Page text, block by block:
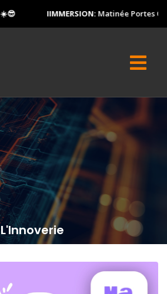
IIMMERSION:Matinée Portes Ouvertes
L'Innoverie